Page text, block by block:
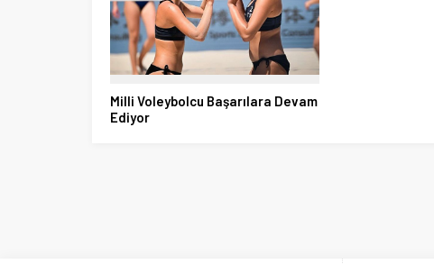
Milli Voleybolcu Başarılara Devam
Ediyor